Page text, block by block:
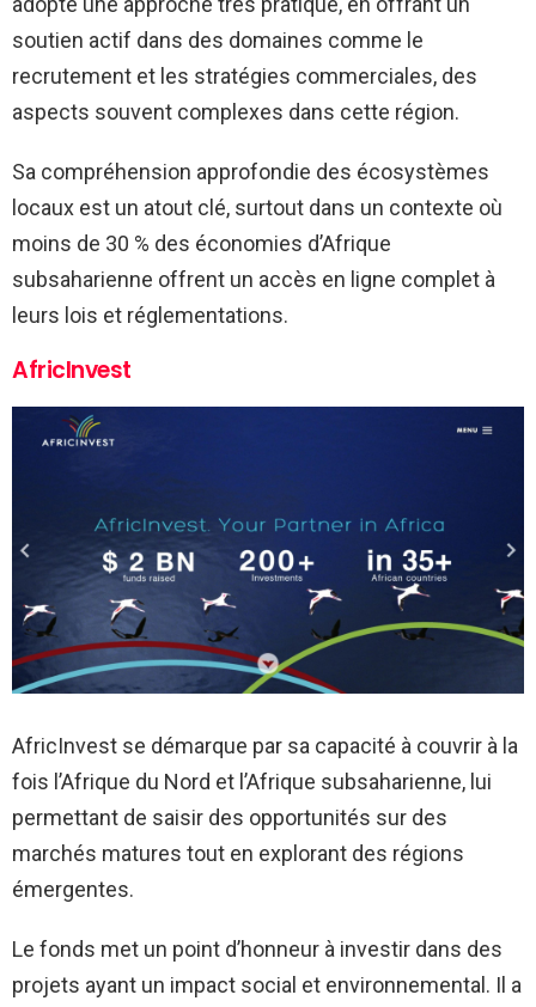
soutien actif dans des domaines comme le
recrutement et les stratégies commerciales, des
aspects souvent complexes dans cette région.
Sa compréhension approfondie des écosystèmes
locaux est un atout clé, surtout dans un contexte où
moins de 30 % des économies d’Afrique
subsaharienne offrent un accès en ligne complet à
leurs lois et réglementations.
AfricInvest
AfricInvest se démarque par sa capacité à couvrir à la
fois l’Afrique du Nord et l’Afrique subsaharienne, lui
permettant de saisir des opportunités sur des
marchés matures tout en explorant des régions
émergentes.
Le fonds met un point d’honneur à investir dans des
projets ayant un impact social et environnemental. Il a